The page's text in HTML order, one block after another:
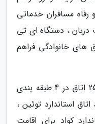
مسافران خدماتی
، دستگاه ای تی
های خانوادگی فراهم
هتل 3 ستاره رویال باتومی دارای 25 اتاق در 4 طبقه بندی
استاندارد توئین ،
کواد برای اقامت